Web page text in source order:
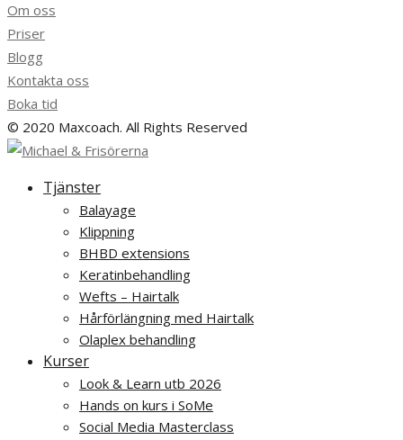
Om oss
Priser
Blogg
Kontakta oss
Boka tid
© 2020 Maxcoach. All Rights Reserved
Tjänster
Balayage
Klippning
BHBD extensions
Keratinbehandling
Wefts – Hairtalk
Hårförlängning med Hairtalk
Olaplex behandling
Kurser
Look & Learn utb 2026
Hands on kurs i SoMe
Social Media Masterclass